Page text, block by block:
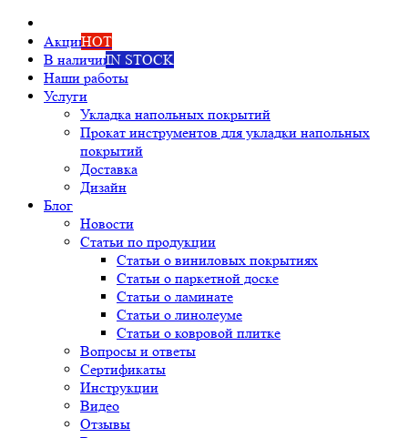
АкцииHOT
В наличииIN STOCK
Наши работы
Услуги
Укладка напольных покрытий
Прокат инструментов для укладки напольных
покрытий
Доставка
Дизайн
Блог
Новости
Статьи по продукции
Статьи о виниловых покрытиях
Статьи о паркетной доске
Статьи о ламинате
Статьи о линолеуме
Статьи о ковровой плитке
Вопросы и ответы
Сертификаты
Инструкции
Видео
Отзывы